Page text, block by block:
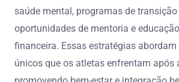
saúde mental, programas de transição
oportunidades de mentoria e
financeira. Essas estratégias
únicos que os atletas enfrentam após